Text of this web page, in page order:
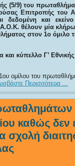
(5/9) του
Επιτροπής του
δεδομένη και
θέλουν μία
στον 1ο όμιλο
κύπελλο Γ’ Εθνικής
ομίλου του
Περισσότερα ...
καθώς δεν